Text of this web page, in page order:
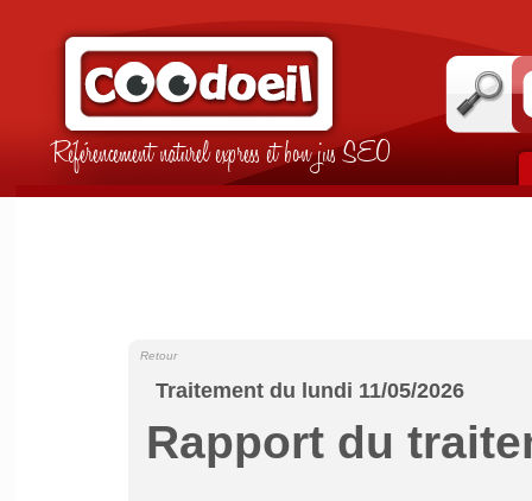
Référencement naturel express et bon jus SEO
Traitement du lundi 11/05/2026
Retour
Rapport du